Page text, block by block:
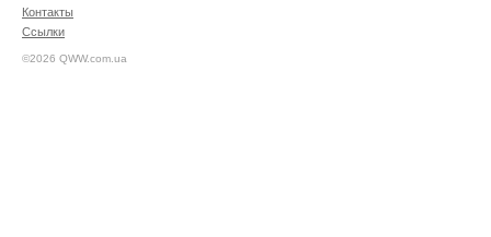
Контакты
Ссылки
©2026 QWW.com.ua